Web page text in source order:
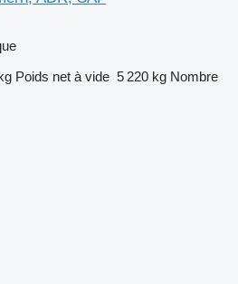
Poids net à vide 5 220 kg Nombre